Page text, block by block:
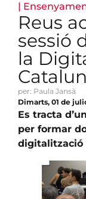
|
Reus
sessió
la
per: Paula Jansà
Dimarts, 01 de
Es tracta
per formar
digitalització